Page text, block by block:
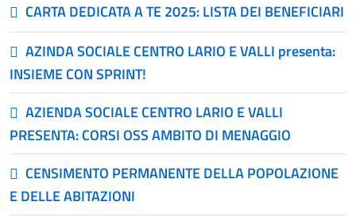
CARTA DEDICATA A TE 2025: LISTA DEI BENEFICIARI
AZINDA SOCIALE CENTRO LARIO E VALLI presenta:
INSIEME CON SPRINT!
AZIENDA SOCIALE CENTRO LARIO E VALLI
PRESENTA: CORSI OSS AMBITO DI MENAGGIO
CENSIMENTO PERMANENTE DELLA POPOLAZIONE
E DELLE ABITAZIONI